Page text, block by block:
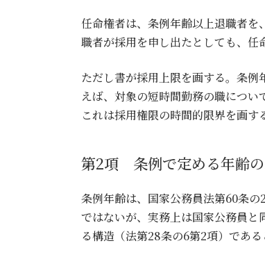
任命権者は、条例年齢以上退職者
職者が採用を申し出たとしても、任
ただし書が採用上限を画する。条
えば、対象の短時間勤務の職につい
これは採用権限の時間的限界を画す
第2項 条例で定める年齢
条例年齢は、国家公務員法第60条の
ではないが、実務上は国家公務員
る構造（法第28条の6第2項）である